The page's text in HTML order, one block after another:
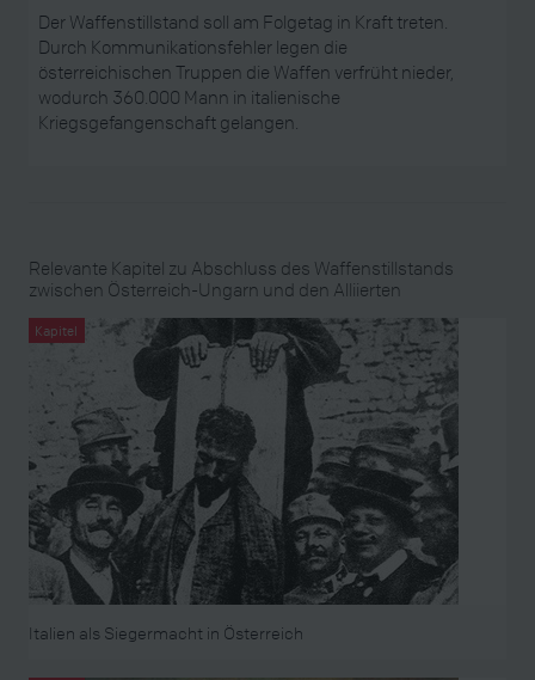
Der Waffenstillstand soll am Folgetag in Kraft treten.
Durch Kommunikationsfehler legen die
österreichischen Truppen die Waffen verfrüht nieder,
wodurch 360.000 Mann in italienische
Kriegsgefangenschaft gelangen.
Relevante Kapitel zu Abschluss des Waffenstillstands
zwischen Österreich-Ungarn und den Alliierten
Kapitel
Italien als Siegermacht in Österreich